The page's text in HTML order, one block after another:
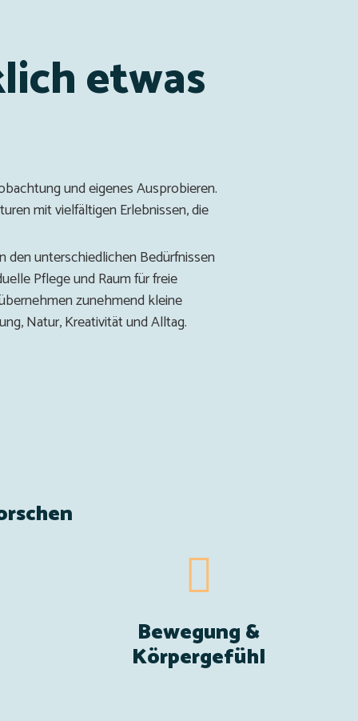
etwas
und eigenes Ausprobieren.
mit vielfältigen Erlebnissen, die
den unterschiedlichen Bedürfnissen
Pflege und Raum für freie
zunehmend kleine
Natur, Kreativität und Alltag.
Bewegung &
Körpergefühl